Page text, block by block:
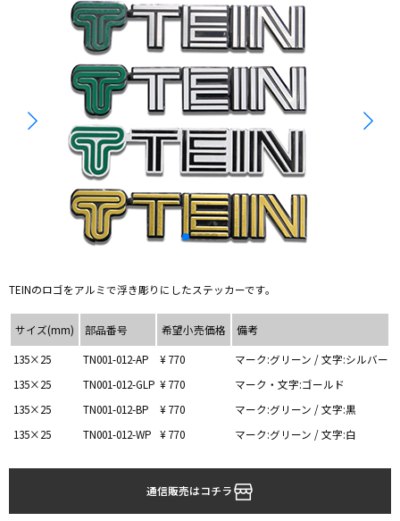
TEINのロゴをアルミで浮き彫りにしたステッカーです。
サイズ(mm) 部品番号 希望小売価格
備考
135×25
TN001-012-AP ¥ 770
マーク:グリーン / 文字:シルバー
135×25
TN001-012-GLP ¥ 770
マーク・文字:ゴールド
135×25
TN001-012-BP ¥ 770
マーク:グリーン / 文字:黒
135×25
TN001-012-WP ¥ 770 マーク:グリーン / 文字:白
通信販売はコチラ